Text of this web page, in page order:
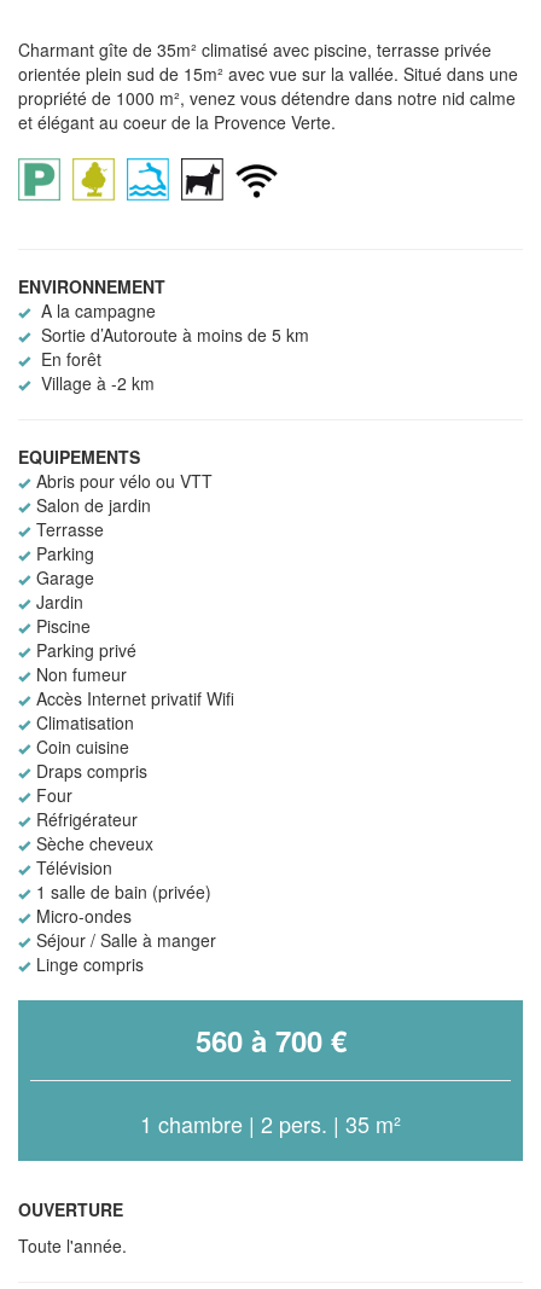
Charmant gîte de 35m² climatisé avec piscine, terrasse privée
orientée plein sud de 15m² avec vue sur la vallée. Situé dans une
propriété de 1000 m², venez vous détendre dans notre nid calme
et élégant au coeur de la Provence Verte.
ENVIRONNEMENT
A la campagne
Sortie d’Autoroute à moins de 5 km
En forêt
Village à -2 km
EQUIPEMENTS
Abris pour vélo ou VTT
Salon de jardin
Terrasse
Parking
Garage
Jardin
Piscine
Parking privé
Non fumeur
Accès Internet privatif Wifi
Climatisation
Coin cuisine
Draps compris
Four
Réfrigérateur
Sèche cheveux
Télévision
1 salle de bain (privée)
Micro-ondes
Séjour / Salle à manger
Linge compris
560 à 700 €
1 chambre | 2 pers. | 35 m²
OUVERTURE
Toute l'année.